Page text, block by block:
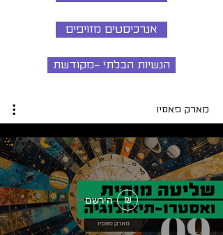
אנרכיסטים מזויפים
הנשיות הבלתי -מקודשת
מארק פאסיו
₪ הירשם